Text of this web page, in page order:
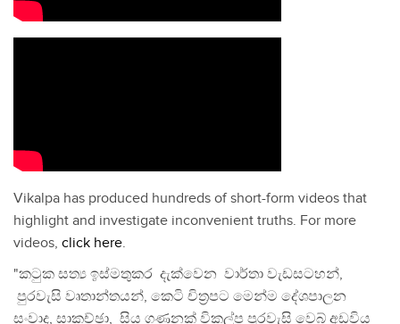
Vikalpa has produced hundreds of short-form videos that
highlight and investigate inconvenient truths. For more
videos, click here.
"කටුක සත්‍ය ඉස්මතුකර දැක්වෙන වාර්තා වැඩසටහන්,
පුරවැසි වෘතාන්තයන්, කෙටි චිත්‍රපට මෙන්ම දේශපාලන
සංවාද, සාකච්ඡා, සිය ගණනක් විකල්ප පුරවැසි වෙබ් අඩවිය